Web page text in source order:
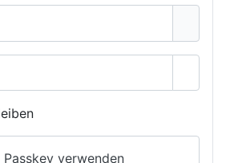
Passkey verwenden